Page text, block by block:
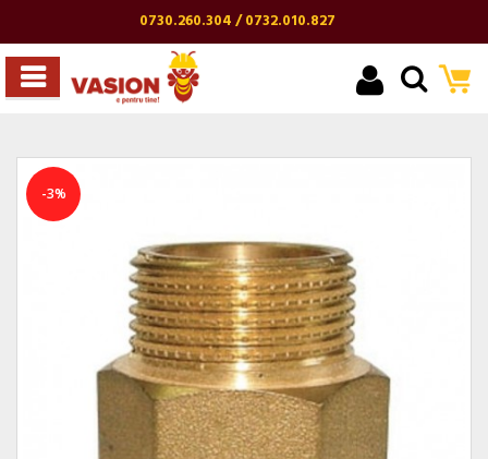
0730.260.304 / 0732.010.827
-3%